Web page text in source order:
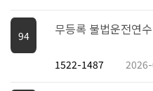
94 무등록 불법운전연
1522-1487